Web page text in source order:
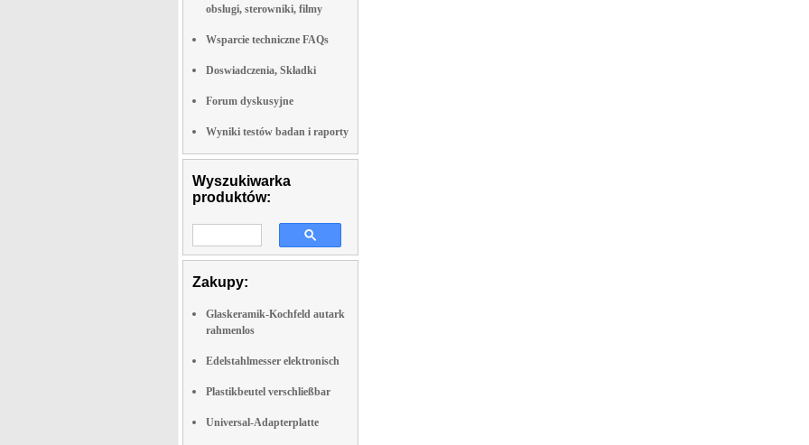
obslugi, sterowniki, filmy
Wsparcie techniczne FAQs
Doswiadczenia, Składki
Forum dyskusyjne
Wyniki testów badan i raporty
Wyszukiwarka
produktów:
Zakupy:
Glaskeramik-Kochfeld autark
rahmenlos
Edelstahlmesser elektronisch
Plastikbeutel verschließbar
Universal-Adapterplatte